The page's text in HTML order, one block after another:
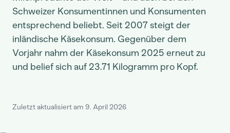
Schweizer Konsumentinnen und Konsumenten
entsprechend beliebt. Seit 2007 steigt der
inländische Käsekonsum. Gegenüber dem
Vorjahr nahm der Käsekonsum 2025 erneut zu
und belief sich auf 23.71 Kilogramm pro Kopf.
Zuletzt aktualisiert am 9. April 2026